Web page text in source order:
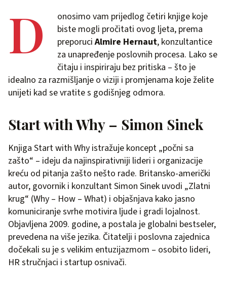
D
onosimo vam prijedlog četiri knjige koje
biste mogli pročitati ovog ljeta, prema
preporuciAlmire Hernaut, konzultantice
za unapređenje poslovnih procesa. Lako se
čitaju i inspiriraju bez pritiska – što je
idealno za razmišljanje o viziji i promjenama koje želite
unijeti kad se vratite s godišnjeg odmora.
Start with Why – Simon Sinek
Knjiga Start with Why istražuje koncept „počni sa
zašto“ – ideju da najinspirativniji lideri i organizacije
kreću od pitanja zašto nešto rade. Britansko-američki
autor, govornik i konzultant Simon Sinek uvodi „Zlatni
krug“ (Why – How – What) i objašnjava kako jasno
komuniciranje svrhe motivira ljude i gradi lojalnost.
Objavljena 2009. godine, a postala je globalni bestseler,
prevedena na više jezika. Čitatelji i poslovna zajednica
dočekali su je s velikim entuzijazmom – osobito lideri,
HR stručnjaci i startup osnivači.